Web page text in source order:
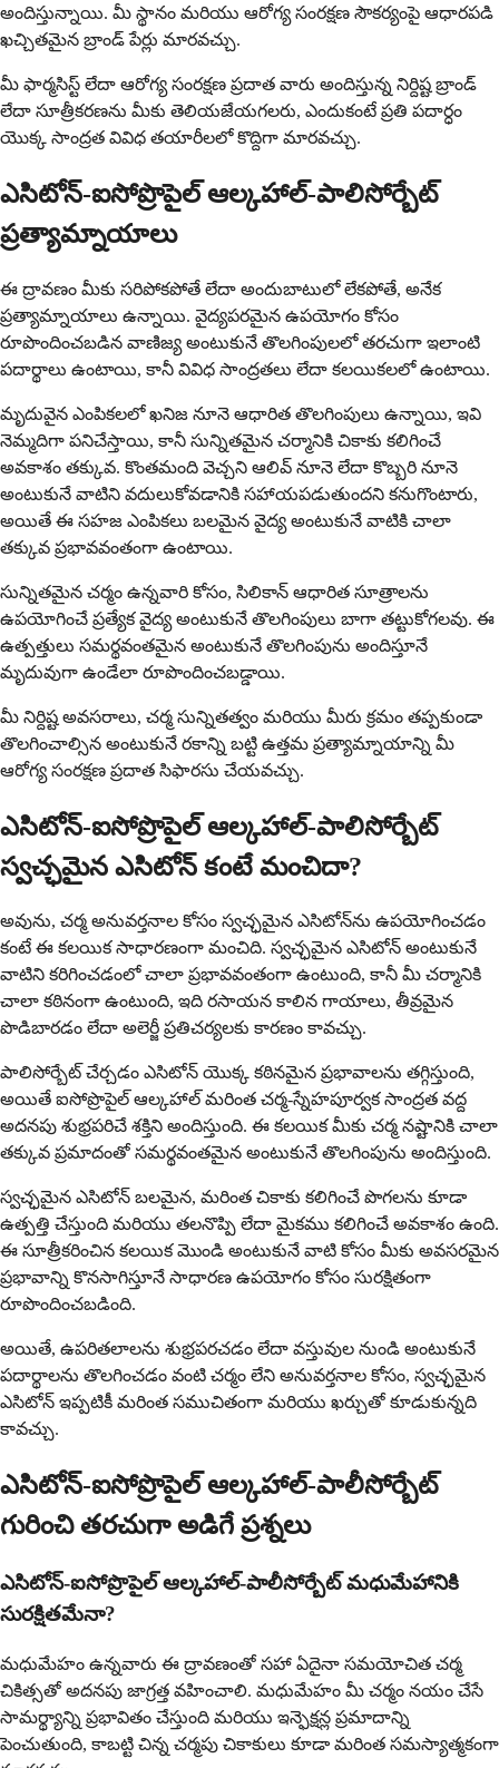
అందిస్తున్నాయి. మీ స్థానం మరియు ఆరోగ్య సంరక్షణ సౌకర్యంపై ఆధారపడి
ఖచ్చితమైన బ్రాండ్ పేర్లు మారవచ్చు.
మీ ఫార్మసిస్ట్ లేదా ఆరోగ్య సంరక్షణ ప్రదాత వారు అందిస్తున్న నిర్దిష్ట బ్రాండ్
లేదా సూత్రీకరణను మీకు తెలియజేయగలరు, ఎందుకంటే ప్రతి పదార్ధం
యొక్క సాంద్రత వివిధ తయారీలలో కొద్దిగా మారవచ్చు.
ఎసిటోన్-ఐసోప్రొపైల్ ఆల్కహాల్-పాలిసోర్బేట్
ప్రత్యామ్నాయాలు
ఈ ద్రావణం మీకు సరిపోకపోతే లేదా అందుబాటులో లేకపోతే, అనేక
ప్రత్యామ్నాయాలు ఉన్నాయి. వైద్యపరమైన ఉపయోగం కోసం
రూపొందించబడిన వాణిజ్య అంటుకునే తొలగింపులలో తరచుగా ఇలాంటి
పదార్థాలు ఉంటాయి, కానీ వివిధ సాంద్రతలు లేదా కలయికలలో ఉంటాయి.
మృదువైన ఎంపికలలో ఖనిజ నూనె ఆధారిత తొలగింపులు ఉన్నాయి, ఇవి
నెమ్మదిగా పనిచేస్తాయి, కానీ సున్నితమైన చర్మానికి చికాకు కలిగించే
అవకాశం తక్కువ. కొంతమంది వెచ్చని ఆలివ్ నూనె లేదా కొబ్బరి నూనె
అంటుకునే వాటిని వదులుకోవడానికి సహాయపడుతుందని కనుగొంటారు,
అయితే ఈ సహజ ఎంపికలు బలమైన వైద్య అంటుకునే వాటికి చాలా
తక్కువ ప్రభావవంతంగా ఉంటాయి.
సున్నితమైన చర్మం ఉన్నవారి కోసం, సిలికాన్ ఆధారిత సూత్రాలను
ఉపయోగించే ప్రత్యేక వైద్య అంటుకునే తొలగింపులు బాగా తట్టుకోగలవు. ఈ
ఉత్పత్తులు సమర్థవంతమైన అంటుకునే తొలగింపును అందిస్తూనే
మృదువుగా ఉండేలా రూపొందించబడ్డాయి.
మీ నిర్దిష్ట అవసరాలు, చర్మ సున్నితత్వం మరియు మీరు క్రమం తప్పకుండా
తొలగించాల్సిన అంటుకునే రకాన్ని బట్టి ఉత్తమ ప్రత్యామ్నాయాన్ని మీ
ఆరోగ్య సంరక్షణ ప్రదాత సిఫారసు చేయవచ్చు.
ఎసిటోన్-ఐసోప్రొపైల్ ఆల్కహాల్-పాలిసోర్బేట్
స్వచ్ఛమైన ఎసిటోన్ కంటే మంచిదా?
అవును, చర్మ అనువర్తనాల కోసం స్వచ్ఛమైన ఎసిటోన్‌ను ఉపయోగించడం
కంటే ఈ కలయిక సాధారణంగా మంచిది. స్వచ్ఛమైన ఎసిటోన్ అంటుకునే
వాటిని కరిగించడంలో చాలా ప్రభావవంతంగా ఉంటుంది, కానీ మీ చర్మానికి
చాలా కఠినంగా ఉంటుంది, ఇది రసాయన కాలిన గాయాలు, తీవ్రమైన
పొడిబారడం లేదా అలెర్జీ ప్రతిచర్యలకు కారణం కావచ్చు.
పాలిసోర్బేట్ చేర్చడం ఎసిటోన్ యొక్క కఠినమైన ప్రభావాలను తగ్గిస్తుంది,
అయితే ఐసోప్రొపైల్ ఆల్కహాల్ మరింత చర్మ-స్నేహపూర్వక సాంద్రత వద్ద
అదనపు శుభ్రపరిచే శక్తిని అందిస్తుంది. ఈ కలయిక మీకు చర్మ నష్టానికి చాలా
తక్కువ ప్రమాదంతో సమర్థవంతమైన అంటుకునే తొలగింపును అందిస్తుంది.
స్వచ్ఛమైన ఎసిటోన్ బలమైన, మరింత చికాకు కలిగించే పొగలను కూడా
ఉత్పత్తి చేస్తుంది మరియు తలనొప్పి లేదా మైకము కలిగించే అవకాశం ఉంది.
ఈ సూత్రీకరించిన కలయిక మొండి అంటుకునే వాటి కోసం మీకు అవసరమైన
ప్రభావాన్ని కొనసాగిస్తూనే సాధారణ ఉపయోగం కోసం సురక్షితంగా
రూపొందించబడింది.
అయితే, ఉపరితలాలను శుభ్రపరచడం లేదా వస్తువుల నుండి అంటుకునే
పదార్థాలను తొలగించడం వంటి చర్మం లేని అనువర్తనాల కోసం, స్వచ్ఛమైన
ఎసిటోన్ ఇప్పటికీ మరింత సముచితంగా మరియు ఖర్చుతో కూడుకున్నది
కావచ్చు.
ఎసిటోన్-ఐసోప్రొపైల్ ఆల్కహాల్-పాలీసోర్బేట్
గురించి తరచుగా అడిగే ప్రశ్నలు
ఎసిటోన్-ఐసోప్రొపైల్ ఆల్కహాల్-పాలీసోర్బేట్ మధుమేహానికి
సురక్షితమేనా?
మధుమేహం ఉన్నవారు ఈ ద్రావణంతో సహా ఏదైనా సమయోచిత చర్మ
చికిత్సతో అదనపు జాగ్రత్త వహించాలి. మధుమేహం మీ చర్మం నయం చేసే
సామర్థ్యాన్ని ప్రభావితం చేస్తుంది మరియు ఇన్ఫెక్షన్ల ప్రమాదాన్ని
పెంచుతుంది, కాబట్టి చిన్న చర్మపు చికాకులు కూడా మరింత సమస్యాత్మకంగా